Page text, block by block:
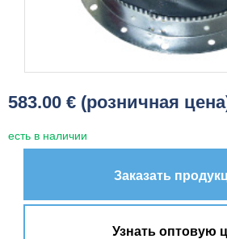
583.00 € (розничная
есть в наличии
Заказать
Узнать оптовую